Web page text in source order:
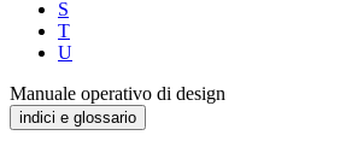
S
T
U
Manuale operativo di design
indici e glossario